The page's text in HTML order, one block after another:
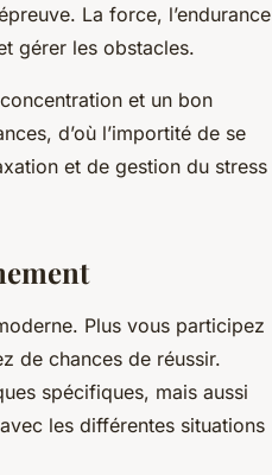
La force, l’endurance
gérer les obstacles.
et un bon
d’où l’importité de se
et de gestion du stress
Plus vous participez
de chances de réussir.
spécifiques, mais aussi
les différentes situations